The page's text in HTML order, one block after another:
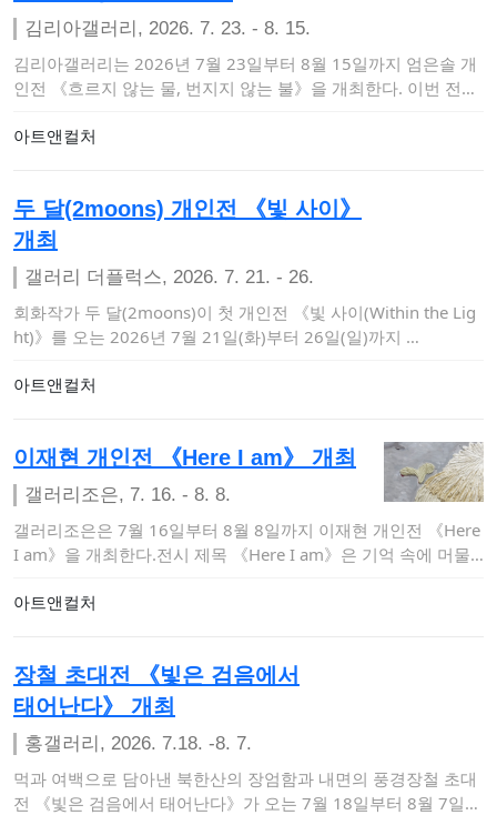
김리아갤러리, 2026. 7. 23. - 8. 15.
김리아갤러리는 2026년 7월 23일부터 8월 15일까지 엄은솔 개
인전 《흐르지 않는 물, 번지지 않는 불》을 개최한다. 이번 전시
아트앤컬처
두 달(2moons) 개인전 《빛 사이》
개최
갤러리 더플럭스, 2026. 7. 21. - 26.
회화작가 두 달(2moons)이 첫 개인전 《빛 사이(Within the Lig
ht)》를 오는 2026년 7월 21일(화)부터 26일(일)까지 …
아트앤컬처
이재현 개인전 《Here I am》 개최
갤러리조은, 7. 16. - 8. 8.
갤러리조은은 7월 16일부터 8월 8일까지 이재현 개인전 《Here
I am》을 개최한다.전시 제목 《Here I am》은 기억 속에 머물
아트앤컬처
장철 초대전 《빛은 검음에서
태어난다》 개최
홍갤러리, 2026. 7.18. -8. 7.
먹과 여백으로 담아낸 북한산의 장엄함과 내면의 풍경장철 초대
전 《빛은 검음에서 태어난다》가 오는 7월 18일부터 8월 7일까